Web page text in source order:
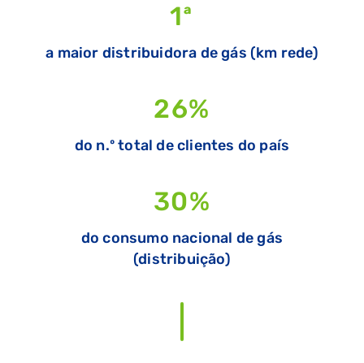
1ª
a maior distribuidora de gás (km rede)
26%
do n.º total de clientes do país
30%
do consumo nacional de gás
(distribuição)